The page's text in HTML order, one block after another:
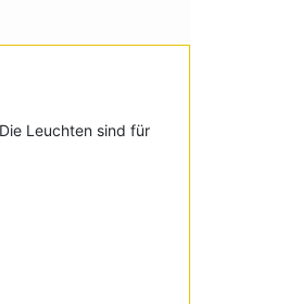
Leuchten sind für